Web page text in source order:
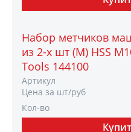
Набор метчиков
из 2-х шт (М) HSS
Tools 144100
Артикул
Цена за шт/руб
Кол-во